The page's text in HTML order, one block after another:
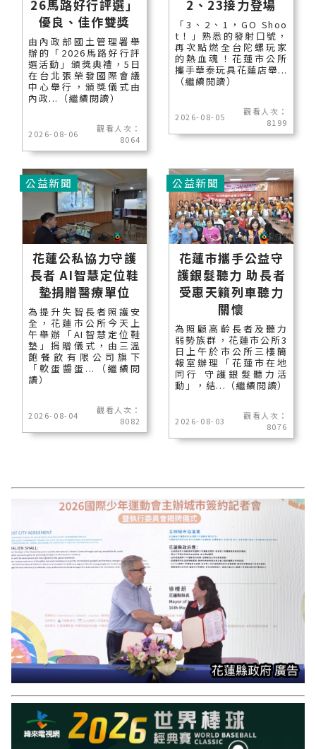
26馬路好行評選」
優良、佳作雙獎
由內政部國土管理署舉
辦的「2026馬路好行評
選活動」頒獎典禮，5日
在台北張榮發國際會議
中心舉行，頒獎儀式由
內政...（繼續閱讀）
2026-08-06
觀看人次：
8064
2、23接力登場
「3、2、1，GO Shoo
t！」熟悉的發射口號，
再次點燃全台陀螺玩家
的熱血魂！花蓮市公所
攜手華泰玩具花蓮店舉...
（繼續閱讀）
2026-08-05
觀看人次：
8199
花蓮公私協力守護
長者 AI智慧定位鞋
墊捐贈醫療單位
為提升失智長者照護安
全，花蓮市公所今天上
午舉辦「AI智慧定位鞋
墊」捐贈儀式，由三溫
飽餐飲有限公司旗下
「軟蛋醬蛋...（繼續閱
讀）
2026-08-04
觀看人次：
8082
公益新聞
花蓮市攜手公益守
護銀髮聽力 助長者
受惠天籟列車聽力
關懷
為照顧高齡長者及聽力
弱勢族群，花蓮市公所3
日上午於市公所三樓簡
報室辦理「花蓮市在地
同行 守護銀髮聽力活
動」，結...（繼續閱讀）
2026-08-03
觀看人次：
8076
公益新聞